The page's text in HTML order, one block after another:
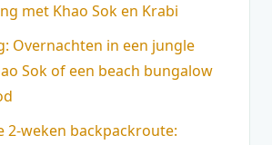
met Khao Sok en Krabi
Overnachten in een jungle
Sok of een beach bungalow
2-weken backpackroute: